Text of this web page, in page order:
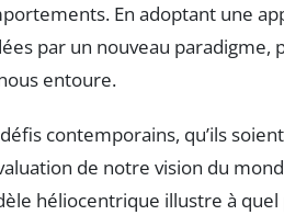
En adoptant une
par un nouveau
entoure.
contemporains, qu’ils soient
de notre vision du
héliocentrique illustre à